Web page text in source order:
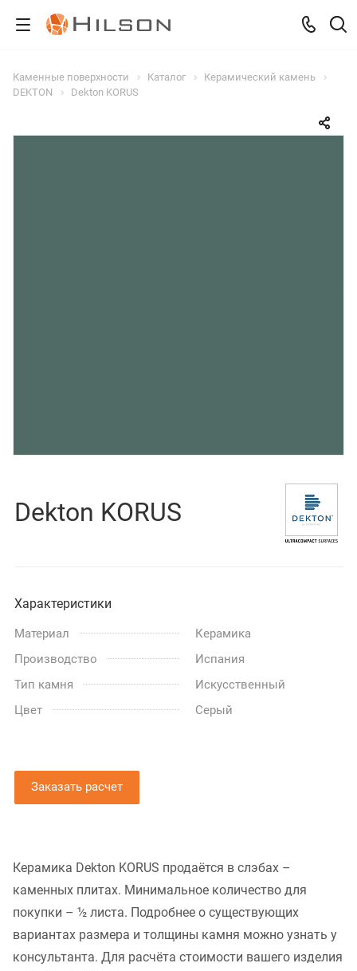
Каменные поверхности Каталог
Керамический камень
DEKTON
Dekton KORUS
Dekton KORUS
Характеристики
Материал
Керамика
Производство
Испания
Тип камня
Искусственный
Цвет
Серый
Заказать расчет
Керамика Dekton KORUS продаётся в слэбах –
каменных плитах. Минимальное количество для
покупки – ½ листа. Подробнее о существующих
вариантах размера и толщины камня можно узнать у
консультанта. Для расчёта стоимости вашего изделия